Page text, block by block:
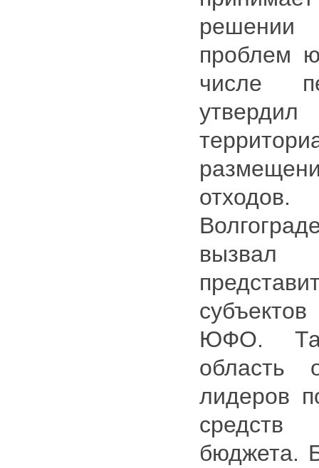
решении
проблем
числе
ЮФО.
область
лидеров
бюджета.